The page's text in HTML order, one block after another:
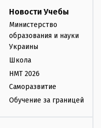
Новости Учебы
Министерство
образования и науки
Украины
Школа
НМТ 2026
Саморазвитие
Обучение за границей